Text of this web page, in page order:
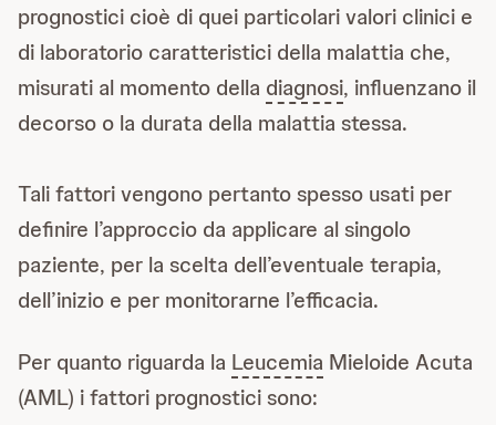
prognostici cioè di quei particolari valori clinici e
di laboratorio caratteristici della malattia che,
misurati al momento della diagnosi, influenzano il
decorso o la durata della malattia stessa.
Tali fattori vengono pertanto spesso usati per
definire l’approccio da applicare al singolo
paziente, per la scelta dell’eventuale terapia,
dell’inizio e per monitorarne l’efficacia.
Per quanto riguarda la Leucemia Mieloide Acuta
(AML) i fattori prognostici sono: